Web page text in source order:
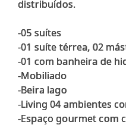
distribuídos.
-05 suítes
-01 suíte térrea, 02
-01 com banheira de
-Mobiliado
-Beira lago
-Living 04 ambientes
-Espaço gourmet com